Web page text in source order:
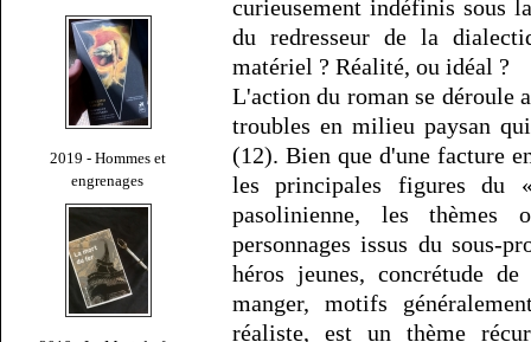
2019 - Hommes et
engrenages
curieusement indéfinis sous
du redresseur de la
matériel ? Réalité, ou idéal ?
L'action du roman se déroule
troubles en milieu paysan
(12). Bien que d'une facture
les principales figures du
pasolinienne, les thèmes
personnages issus du sous-
héros jeunes, concrétude
manger, motifs
réaliste, est un thème